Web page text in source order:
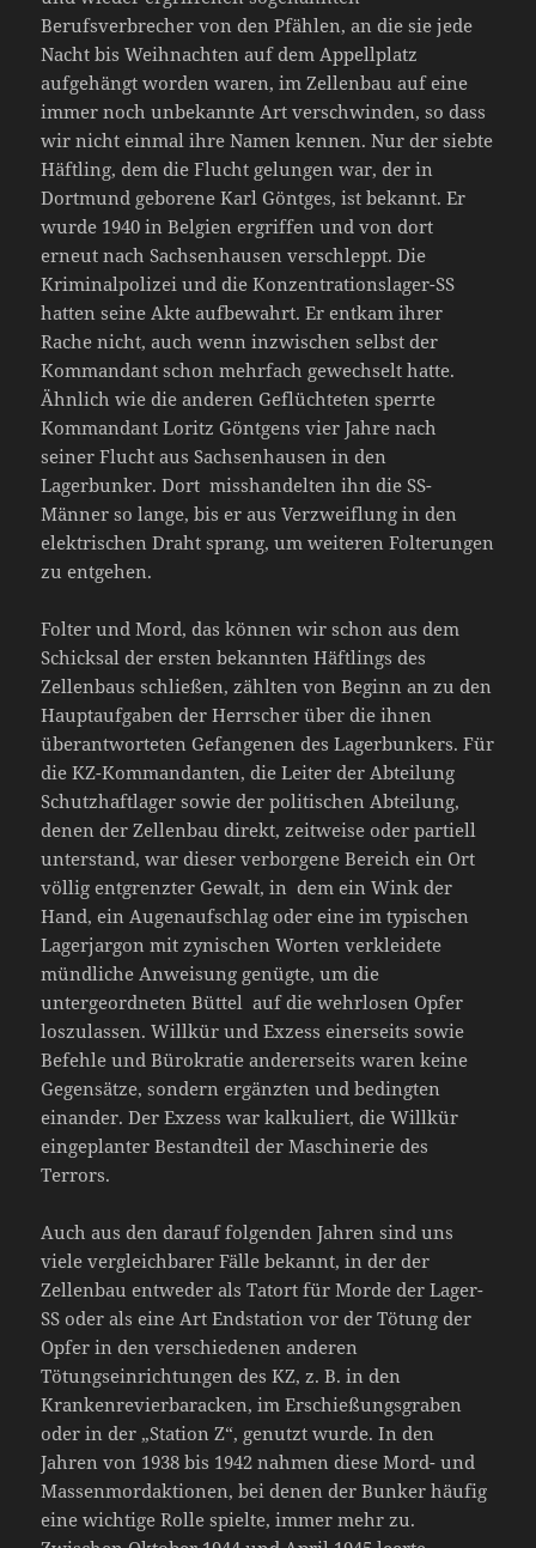
Berufsverbrecher von den Pfählen, an die sie jede
Nacht bis Weihnachten auf dem Appellplatz
aufgehängt worden waren, im Zellenbau auf eine
immer noch unbekannte Art verschwinden, so dass
wir nicht einmal ihre Namen kennen. Nur der siebte
Häftling, dem die Flucht gelungen war, der in
Dortmund geborene Karl Göntges, ist bekannt. Er
wurde 1940 in Belgien ergriffen und von dort
erneut nach Sachsenhausen verschleppt. Die
Kriminalpolizei und die Konzentrationslager-SS
hatten seine Akte aufbewahrt. Er entkam ihrer
Rache nicht, auch wenn inzwischen selbst der
Kommandant schon mehrfach gewechselt hatte.
Ähnlich wie die anderen Geflüchteten sperrte
Kommandant Loritz Göntgens vier Jahre nach
seiner Flucht aus Sachsenhausen in den
Lagerbunker. Dort misshandelten ihn die SS-
Männer so lange, bis er aus Verzweiflung in den
elektrischen Draht sprang, um weiteren Folterungen
zu entgehen.
Folter und Mord, das können wir schon aus dem
Schicksal der ersten bekannten Häftlings des
Zellenbaus schließen, zählten von Beginn an zu den
Hauptaufgaben der Herrscher über die ihnen
überantworteten Gefangenen des Lagerbunkers. Für
die KZ-Kommandanten, die Leiter der Abteilung
Schutzhaftlager sowie der politischen Abteilung,
denen der Zellenbau direkt, zeitweise oder partiell
unterstand, war dieser verborgene Bereich ein Ort
völlig entgrenzter Gewalt, in dem ein Wink der
Hand, ein Augenaufschlag oder eine im typischen
Lagerjargon mit zynischen Worten verkleidete
mündliche Anweisung genügte, um die
untergeordneten Büttel auf die wehrlosen Opfer
loszulassen. Willkür und Exzess einerseits sowie
Befehle und Bürokratie andererseits waren keine
Gegensätze, sondern ergänzten und bedingten
einander. Der Exzess war kalkuliert, die Willkür
eingeplanter Bestandteil der Maschinerie des
Terrors.
Auch aus den darauf folgenden Jahren sind uns
viele vergleichbarer Fälle bekannt, in der der
Zellenbau entweder als Tatort für Morde der Lager-
SS oder als eine Art Endstation vor der Tötung der
Opfer in den verschiedenen anderen
Tötungseinrichtungen des KZ, z. B. in den
Krankenrevierbaracken, im Erschießungsgraben
oder in der „Station Z“, genutzt wurde. In den
Jahren von 1938 bis 1942 nahmen diese Mord- und
Massenmordaktionen, bei denen der Bunker häufig
eine wichtige Rolle spielte, immer mehr zu.